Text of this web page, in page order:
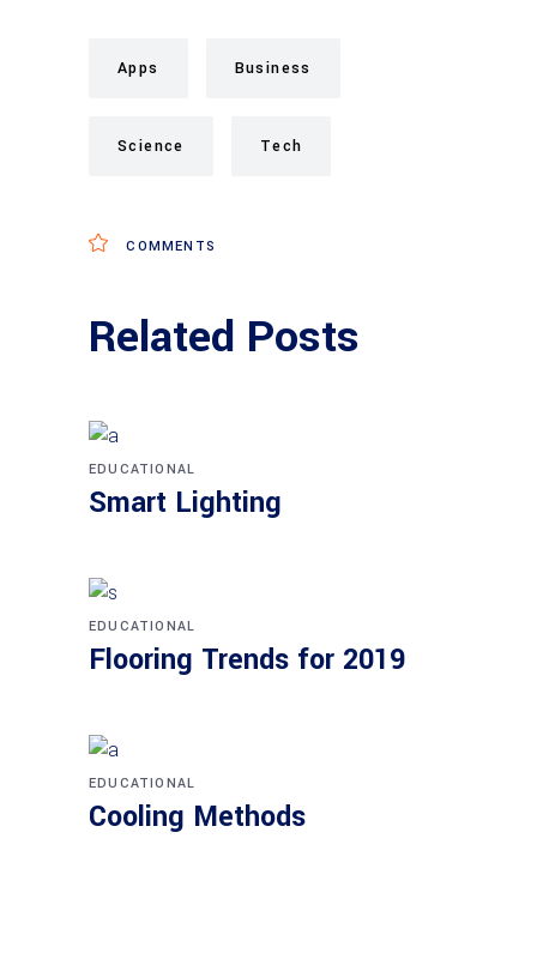
Apps Business
Science Tech
COMMENTS
Related Posts
EDUCATIONAL
Smart Lighting
EDUCATIONAL
Flooring Trends for 2019
EDUCATIONAL
Cooling Methods